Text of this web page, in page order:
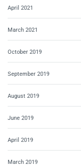
April 2021
March 2021
October 2019
September 2019
August 2019
June 2019
April 2019
March 2019